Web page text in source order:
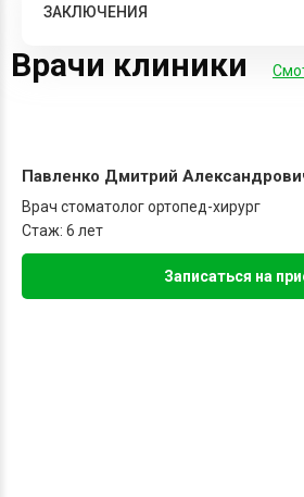
ЗАКЛЮЧЕНИЯ
Врачи клиники
Павленко Дмитрий
Врач стоматолог ортопед-хирург
Стаж: 6 лет
Записаться на